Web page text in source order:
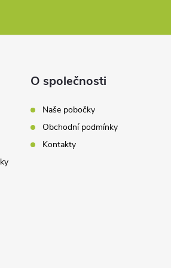
O společnosti
Naše pobočky
Obchodní podmínky
Kontakty